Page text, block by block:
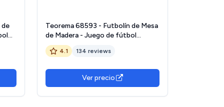
de
22
y
Teorema 68593 - Futbolín de Mesa
de Madera - Juego de fútbol
Compacto para niños y Adultos
4.1 134 reviews
Ver precio